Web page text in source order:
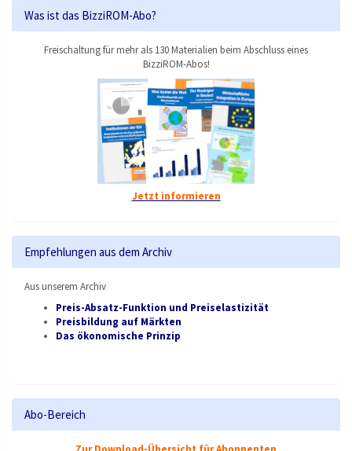
Was ist das BizziROM-Abo?
Freischaltung für mehr als 130 Materialien beim Abschluss eines
BizziROM-Abos!
Jetzt informieren
Empfehlungen aus dem Archiv
Aus unserem Archiv
Preis-Absatz-Funktion und Preiselastizität
Preisbildung auf Märkten
Das ökonomische Prinzip
Abo-Bereich